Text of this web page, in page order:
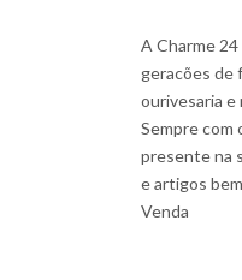
A Charme
geracões de
ourivesaria e
Sempre com
presente na
e artigos
Venda